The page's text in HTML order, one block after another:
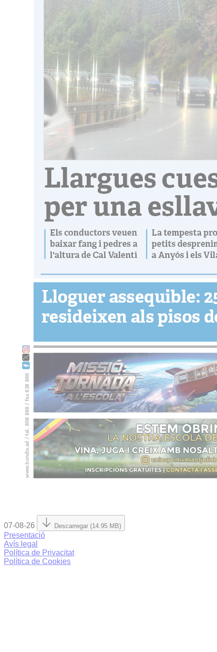
07-08-26 Descarregar (14.95 MB)
Presentació
Avís legal
Política de Privacitat
Política de Cookies